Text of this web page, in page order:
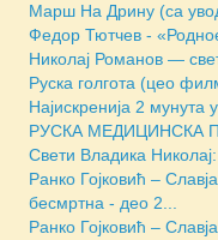
Марш На Дрину (са
Федор Тютчев -
Николај Романов —
Руска голгота (цео
Најискренија 2 мунута
РУСКА МЕДИЦИНСКА
Свети Владика
Ранко Гојковић –
бесмртна - део 2...
Ранко Гојковић –